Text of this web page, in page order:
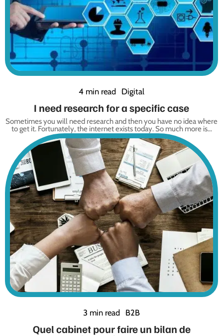
4 min read Digital
I need research for a specific case
Sometimes you will need research and then you have no idea where
to get it. Fortunately, the internet exists today. So much more is…
3 min read B2B
Quel cabinet pour faire un bilan de